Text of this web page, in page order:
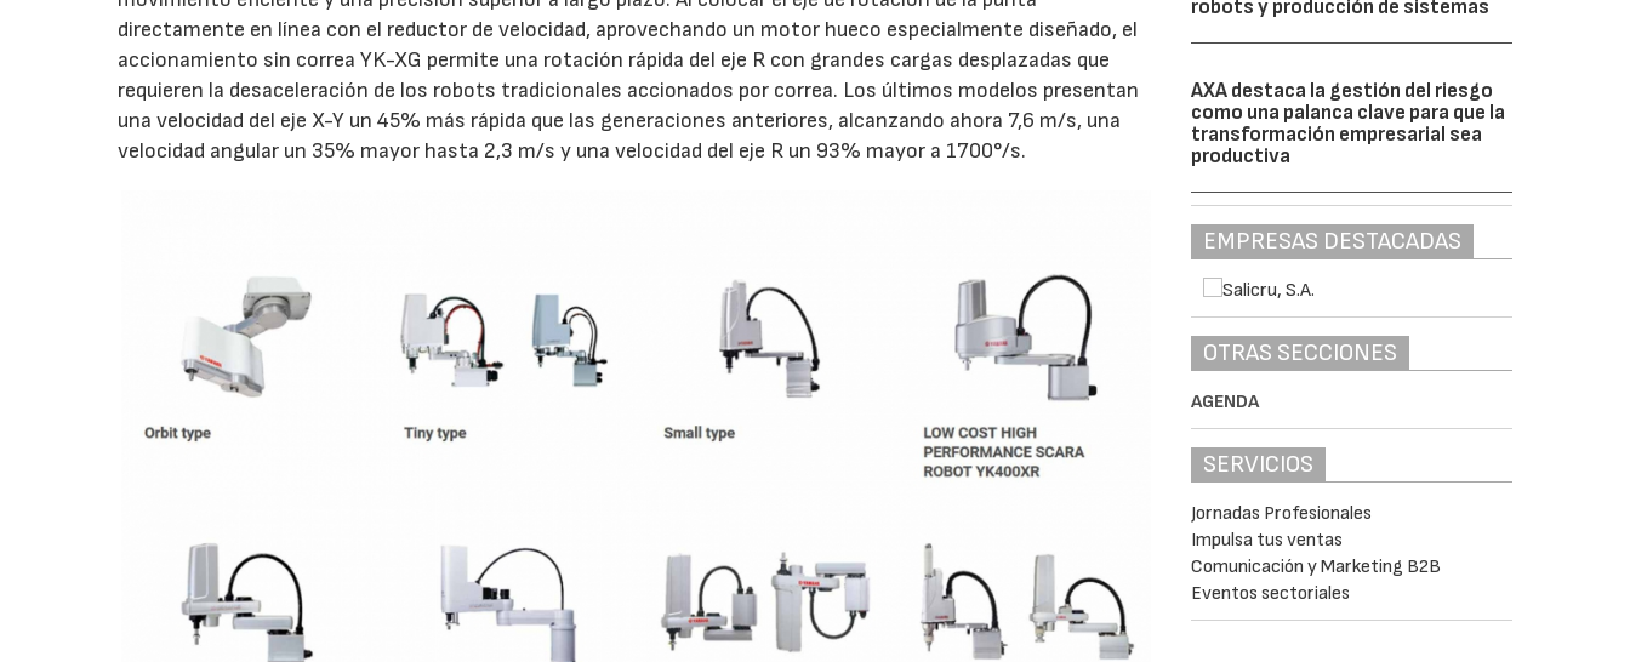
directamente en línea con el reductor de velocidad, aprovechando un motor hueco especialmente diseñado, el
accionamiento sin correa YK-XG permite una rotación rápida del eje R con grandes cargas desplazadas que
requieren la desaceleración de los robots tradicionales accionados por correa. Los últimos modelos presentan
una velocidad del eje X-Y un 45% más rápida que las generaciones anteriores, alcanzando ahora 7,6 m/s, una
velocidad angular un 35% mayor hasta 2,3 m/s y una velocidad del eje R un 93% mayor a 1700°/s.
robots y producción de sistemas
AXA destaca la gestión del riesgo
como una palanca clave para que la
transformación empresarial sea
productiva
EMPRESAS DESTACADAS
OTRAS SECCIONES
AGENDA
SERVICIOS
Jornadas Profesionales
Impulsa tus ventas
Comunicación y Marketing B2B
Eventos sectoriales